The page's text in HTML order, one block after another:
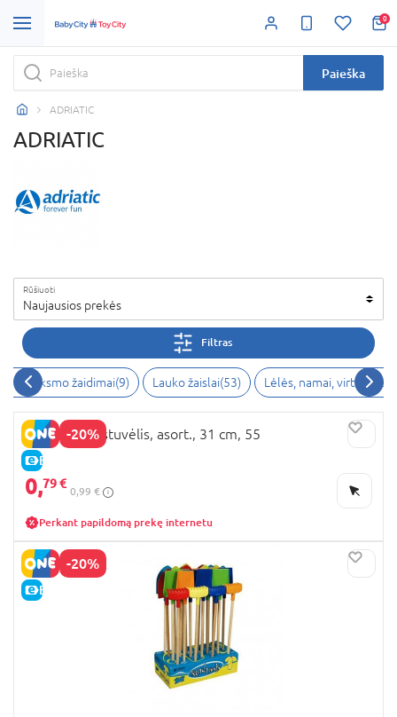
0
Paieška
ADRIATIC
ADRIATIC
Rūšiuoti
Naujausios prekės
Filtras
ir veiksmo žaidimai(9) Lauko žaislai(53) Lėlės, namai,
-20%
E-KAINA
ADRIATIC kastuvėlis, asort., 31 cm, 55
0,79 €
0,99 €
Perkant papildomą prekę internetu
-20%
E-KAINA